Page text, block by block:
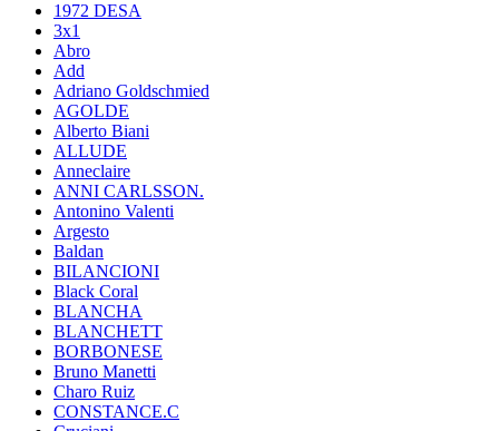
1972 DESA
3x1
Abro
Add
Adriano Goldschmied
AGOLDE
Alberto Biani
ALLUDE
Anneclaire
ANNI CARLSSON.
Antonino Valenti
Argesto
Baldan
BILANCIONI
Black Coral
BLANCHA
BLANCHETT
BORBONESE
Bruno Manetti
Charo Ruiz
CONSTANCE.C